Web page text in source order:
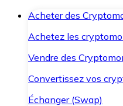
Acheter des
Achetez les
Vendre des
Convertissez vos
Échanger (Swap)